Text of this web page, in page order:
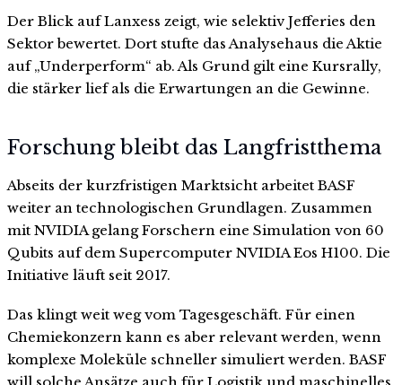
Der Blick auf Lanxess zeigt, wie selektiv Jefferies den
Sektor bewertet. Dort stufte das Analysehaus die Aktie
auf „Underperform“ ab. Als Grund gilt eine Kursrally,
die stärker lief als die Erwartungen an die Gewinne.
Forschung bleibt das Langfristthema
Abseits der kurzfristigen Marktsicht arbeitet BASF
weiter an technologischen Grundlagen. Zusammen
mit NVIDIA gelang Forschern eine Simulation von 60
Qubits auf dem Supercomputer NVIDIA Eos H100. Die
Initiative läuft seit 2017.
Das klingt weit weg vom Tagesgeschäft. Für einen
Chemiekonzern kann es aber relevant werden, wenn
komplexe Moleküle schneller simuliert werden. BASF